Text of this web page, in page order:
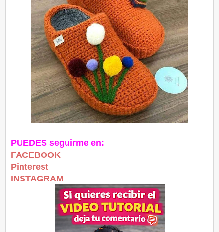
PUEDES seguirme en:
FACEBOOK
Pinterest
INSTAGRAM